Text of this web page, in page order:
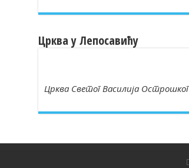
Црква у Лепосавићу
Црква Светог Василија Острошког